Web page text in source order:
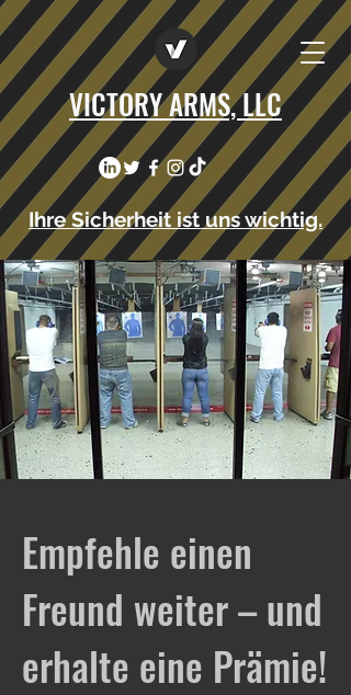
VICTORY ARMS, LLC
Ihre Sicherheit ist uns wichtig.
Empfehle einen
Freund weiter – und
erhalte eine Prämie!